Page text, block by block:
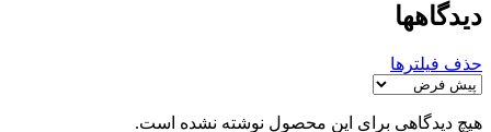
دیدگاهها
حذف فیلترها
هیچ دیدگاهی برای این محصول نوشته نشده است.